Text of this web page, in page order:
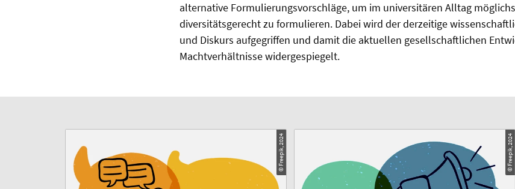
alternative Formulierungsvorschläge, um im universitären Alltag
diversitätsgerecht zu formulieren. Dabei wird der derzeitige
und Diskurs aufgegriffen und damit die aktuellen gesellschaftlichen
Machtverhältnisse widergespiegelt.
© Freepik, 2024 © Freepik, 2024